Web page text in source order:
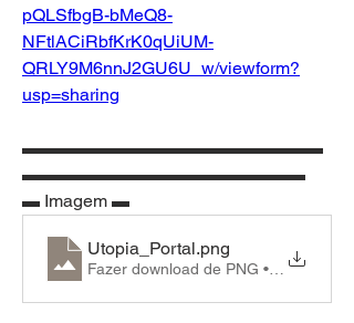
pQLSfbgB-bMeQ8-
NFtlACiRbfKrK0qUiUM-
QRLY9M6nnJ2GU6U_w/viewform?
usp=sharing
▬▬▬▬▬▬▬▬▬▬▬▬▬▬▬▬▬
▬▬▬▬▬▬▬▬▬▬▬▬▬▬▬▬
▬ Imagem ▬
Utopia_Portal.png
Fazer download de PNG • 229KB